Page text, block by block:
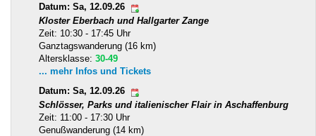
Datum: Sa, 12.09.26
Kloster Eberbach und Hallgarter Zange
Zeit: 10:30 - 17:45 Uhr
Ganztagswanderung (16 km)
Altersklasse: 30-49
... mehr Infos und Tickets
Datum: Sa, 12.09.26
Schlösser, Parks und italienischer Flair in Aschaffenburg
Zeit: 11:00 - 17:30 Uhr
Genußwanderung (14 km)